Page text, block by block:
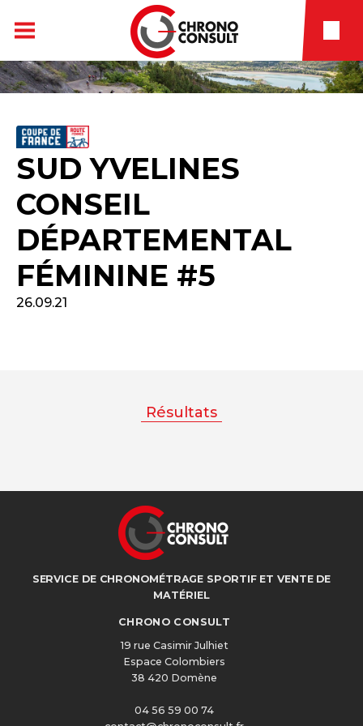
SUD YVELINES
CONSEIL
DÉPARTEMENTAL
FÉMININE #5
26.09.21
Résultats
SERVICE DE CHRONOMÉTRAGE SPORTIF ET VENTE DE
MATÉRIEL
CHRONO CONSULT
19 rue Casimir Julhiet
Espace Colombiers
38 420 Domène
04 56 59 00 74